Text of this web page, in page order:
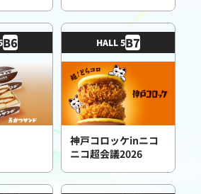
B6 HALL 5B7
神戸コロッケinニコ
ニコ超会議2026